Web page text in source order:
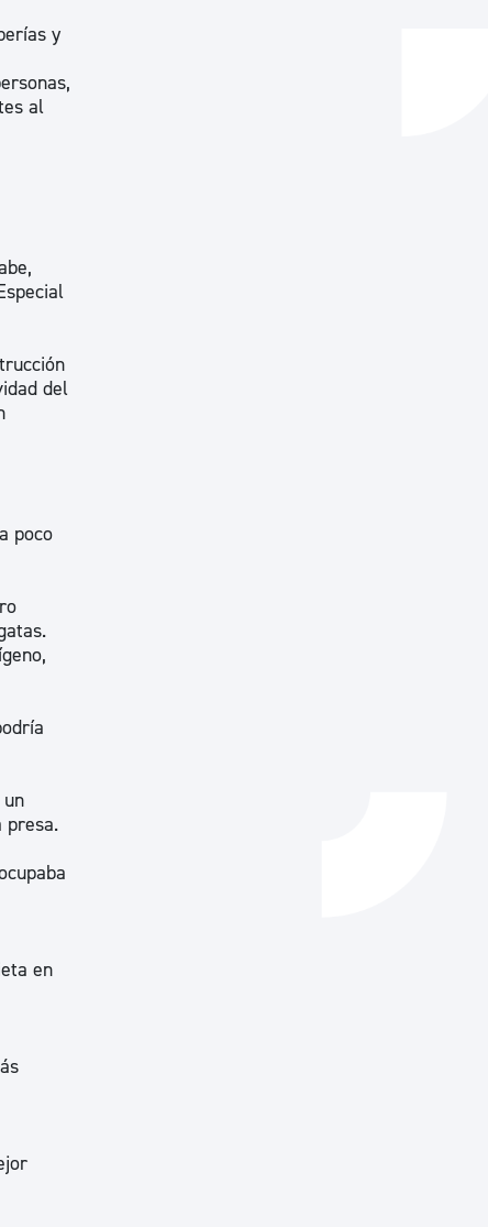
y
al
del
poco
presa.
en